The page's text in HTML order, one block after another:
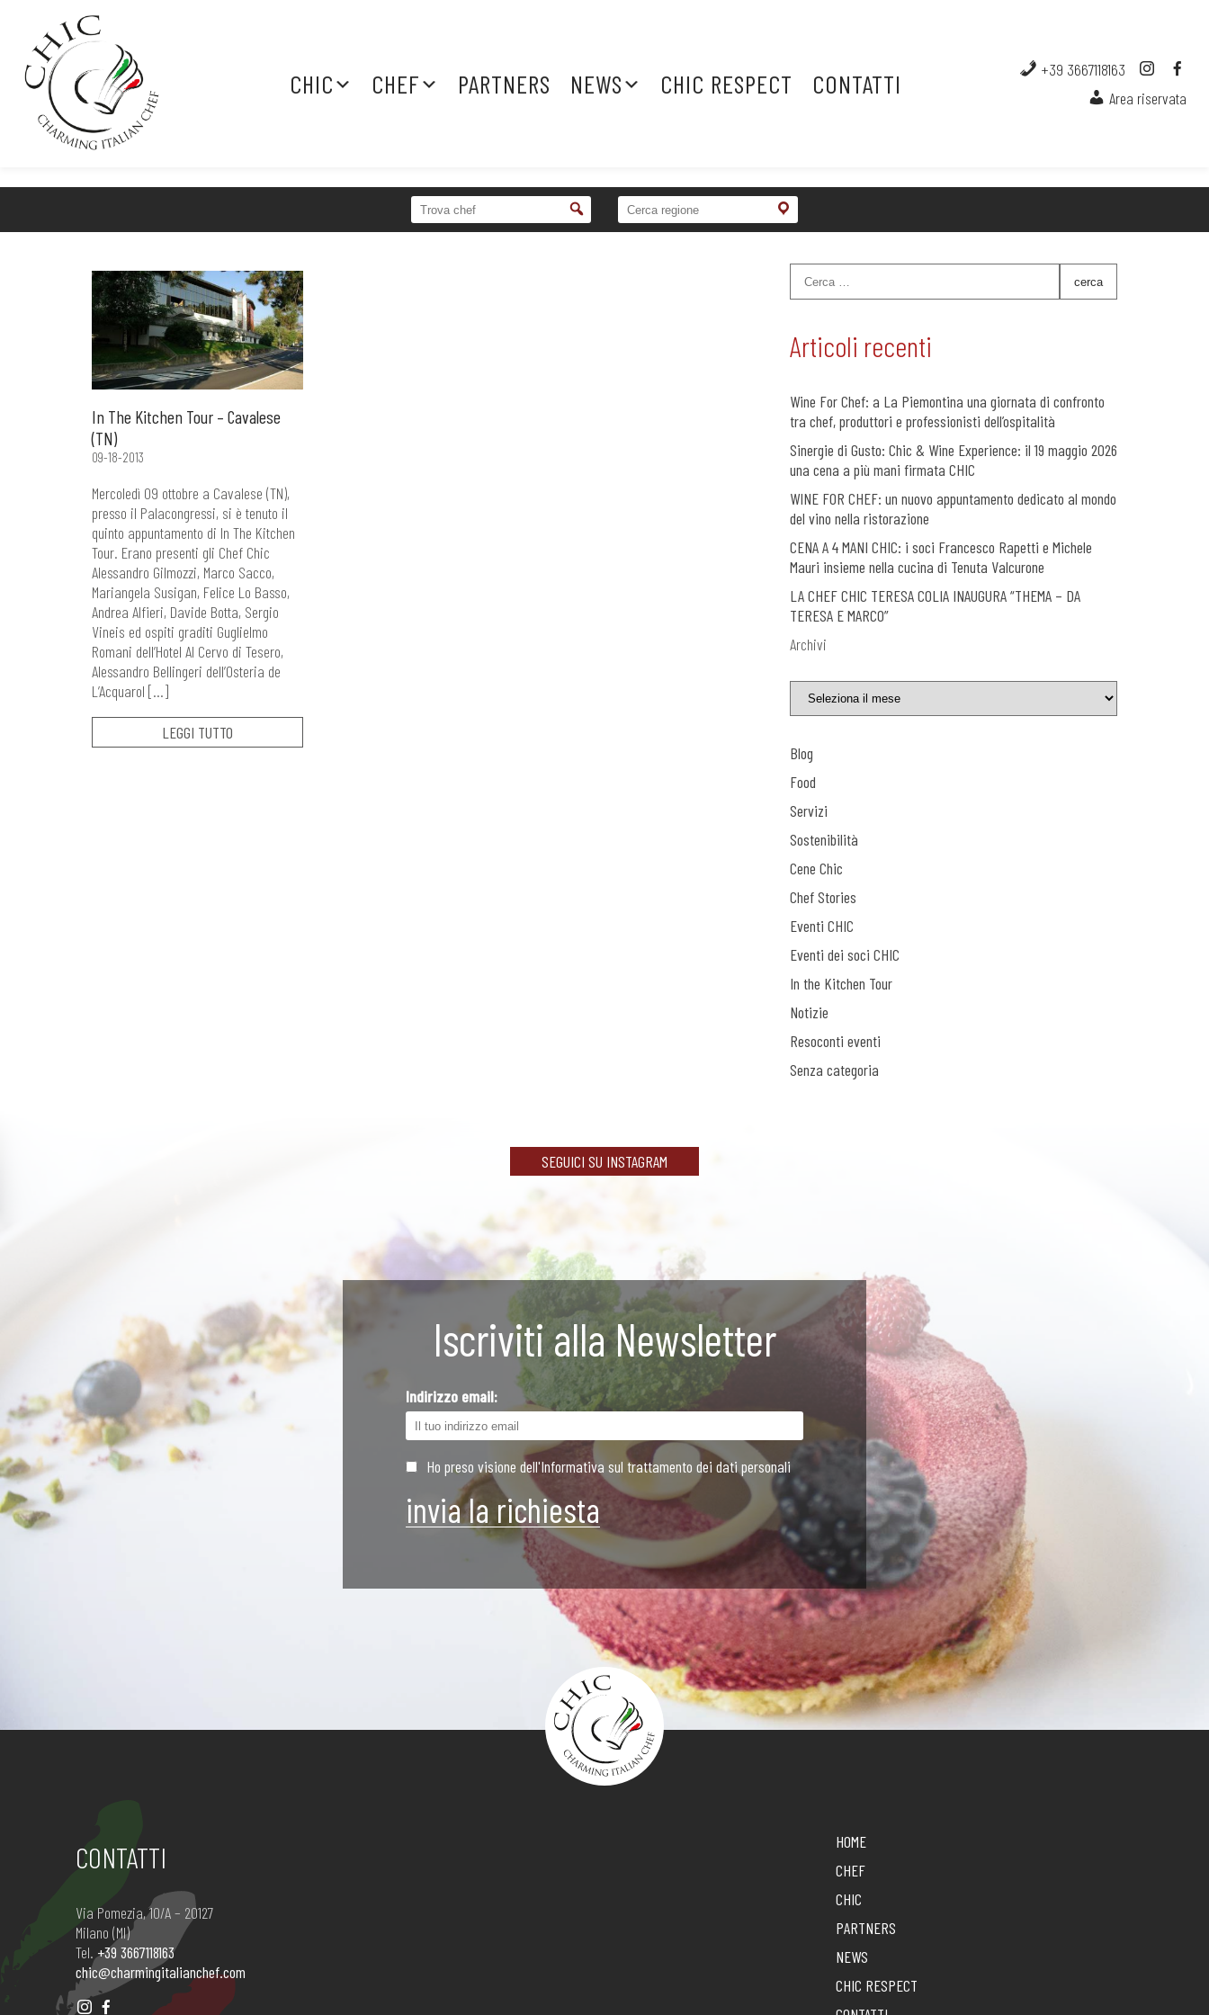
CHIC CHEF PARTNERS NEWS CHIC RESPECT CONTATTI
+39 3667118163
Area riservata
In The Kitchen Tour – Cavalese
(TN)
09-18-2013
Mercoledì 09 ottobre a Cavalese (TN),
presso il Palacongressi, si è tenuto il
quinto appuntamento di In The Kitchen
Tour. Erano presenti gli Chef Chic
Alessandro Gilmozzi, Marco Sacco,
Mariangela Susigan, Felice Lo Basso,
Andrea Alfieri, Davide Botta, Sergio
Vineis ed ospiti graditi Guglielmo
Romani dell’Hotel Al Cervo di Tesero,
Alessandro Bellingeri dell’Osteria de
L’Acquarol […]
LEGGI TUTTO
Articoli recenti
Wine For Chef: a La Piemontina una giornata di confronto
tra chef, produttori e professionisti dell’ospitalità
Sinergie di Gusto: Chic & Wine Experience: il 19 maggio 2026
una cena a più mani firmata CHIC
WINE FOR CHEF: un nuovo appuntamento dedicato al mondo
del vino nella ristorazione
CENA A 4 MANI CHIC: i soci Francesco Rapetti e Michele
Mauri insieme nella cucina di Tenuta Valcurone
LA CHEF CHIC TERESA COLIA INAUGURA “THEMA – DA
TERESA E MARCO”
Archivi
Blog
Food
Servizi
Sostenibilità
Cene Chic
Chef Stories
Eventi CHIC
Eventi dei soci CHIC
In the Kitchen Tour
Notizie
Resoconti eventi
Senza categoria
SEGUICI SU INSTAGRAM
Iscriviti alla Newsletter
Indirizzo email:
Ho preso visione dell'Informativa sul trattamento dei dati personali
CONTATTI
Via Pomezia, 10/A – 20127
Milano (MI)
Tel. +39 3667118163
chic@charmingitalianchef.com
HOME
CHEF
CHIC
PARTNERS
NEWS
CHIC RESPECT